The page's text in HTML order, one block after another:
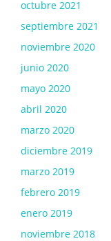
octubre 2021
septiembre 2021
noviembre 2020
junio 2020
mayo 2020
abril 2020
marzo 2020
diciembre 2019
marzo 2019
febrero 2019
enero 2019
noviembre 2018